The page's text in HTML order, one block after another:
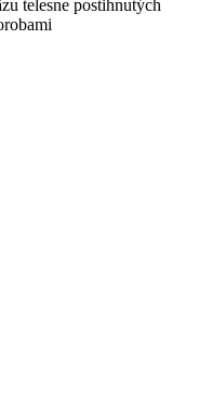
telesne postihnutých